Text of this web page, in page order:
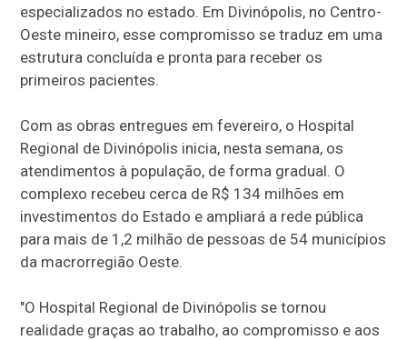
especializados no estado. Em Divinópolis, no Centro-
Oeste mineiro, esse compromisso se traduz em uma
estrutura concluída e pronta para receber os
primeiros pacientes.
Com as obras entregues em fevereiro, o Hospital
Regional de Divinópolis inicia, nesta semana, os
atendimentos à população, de forma gradual. O
complexo recebeu cerca de R$ 134 milhões em
investimentos do Estado e ampliará a rede pública
para mais de 1,2 milhão de pessoas de 54 municípios
da macrorregião Oeste.
"O Hospital Regional de Divinópolis se tornou
realidade graças ao trabalho, ao compromisso e aos